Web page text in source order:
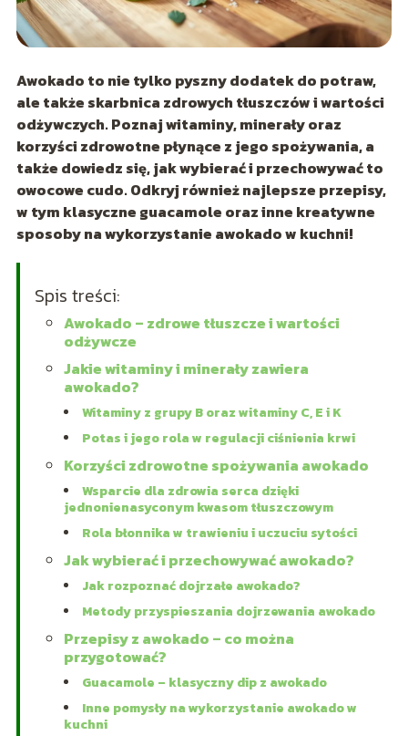
Awokado to nie tylko pyszny dodatek do potraw,
ale także skarbnica zdrowych tłuszczów i wartości
odżywczych. Poznaj witaminy, minerały oraz
korzyści zdrowotne płynące z jego spożywania, a
także dowiedz się, jak wybierać i przechowywać to
owocowe cudo. Odkryj również najlepsze przepisy,
w tym klasyczne guacamole oraz inne kreatywne
sposoby na wykorzystanie awokado w kuchni!
Spis treści:
Awokado – zdrowe tłuszcze i wartości
odżywcze
Jakie witaminy i minerały zawiera
awokado?
Witaminy z grupy B oraz witaminy C, E i K
Potas i jego rola w regulacji ciśnienia krwi
Korzyści zdrowotne spożywania awokado
Wsparcie dla zdrowia serca dzięki
jednonienasyconym kwasom tłuszczowym
Rola błonnika w trawieniu i uczuciu sytości
Jak wybierać i przechowywać awokado?
Jak rozpoznać dojrzałe awokado?
Metody przyspieszania dojrzewania awokado
Przepisy z awokado – co można
przygotować?
Guacamole – klasyczny dip z awokado
Inne pomysły na wykorzystanie awokado w
kuchni